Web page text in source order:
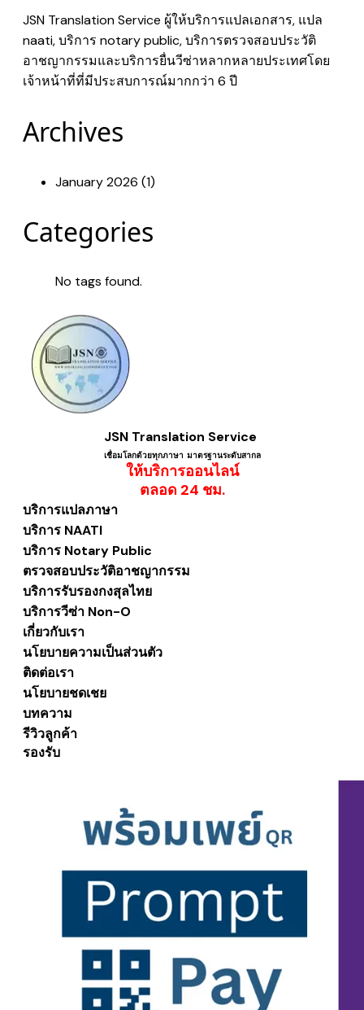
JSN Translation Service ผู้ให้บริการแปลเอกสาร, แปล
naati, บริการ notary public, บริการตรวจสอบประวัติ
อาชญากรรมและบริการยื่นวีซ่าหลากหลายประเทศโดย
เจ้าหน้าที่ที่มีประสบการณ์มากกว่า 6 ปี
Archives
January 2026 (1)
Categories
No tags found.
JSN Translation Service
เชื่อมโลกด้วยทุกภาษา ​มาตรฐานระดับสากล
ให้บริการออนไลน์
​ตลอด 24 ชม.
บริการแปลภาษา
บริการ NAATI
บริการ Notary Public
ตรวจสอบประวัติอาชญากรรม
บริการรับรองกงสุลไทย
บริการวีซ่า Non-O
เกี่ยวกับเรา
นโยบายความเป็นส่วนตัว
ติดต่อเรา
นโยบายชดเชย
บทความ
รีวิวลูกค้า
รองรับ